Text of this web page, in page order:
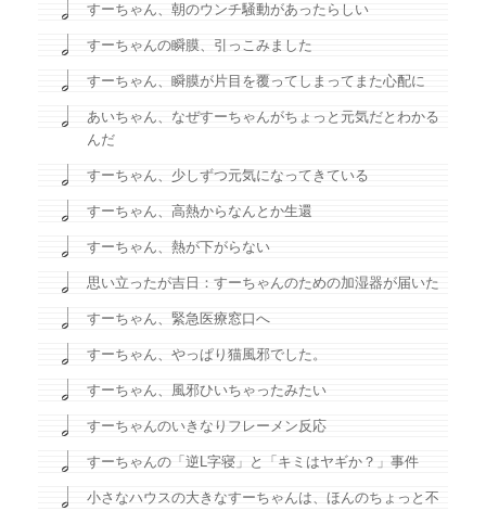
すーちゃん、朝のウンチ騒動があったらしい
すーちゃんの瞬膜、引っこみました
すーちゃん、瞬膜が片目を覆ってしまってまた心配に
あいちゃん、なぜすーちゃんがちょっと元気だとわかる
んだ
すーちゃん、少しずつ元気になってきている
すーちゃん、高熱からなんとか生還
すーちゃん、熱が下がらない
思い立ったが吉日：すーちゃんのための加湿器が届いた
すーちゃん、緊急医療窓口へ
すーちゃん、やっぱり猫風邪でした。
すーちゃん、風邪ひいちゃったみたい
すーちゃんのいきなりフレーメン反応
すーちゃんの「逆L字寝」と「キミはヤギか？」事件
小さなハウスの大きなすーちゃんは、ほんのちょっと不